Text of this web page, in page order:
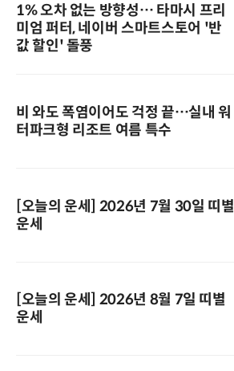
1% 오차 없는 방향성… 타마시 프리
미엄 퍼터, 네이버 스마트스토어 '반
값 할인' 돌풍
비 와도 폭염이어도 걱정 끝…실내 워
터파크형 리조트 여름 특수
[오늘의 운세] 2026년 7월 30일 띠별
운세
[오늘의 운세] 2026년 8월 7일 띠별
운세